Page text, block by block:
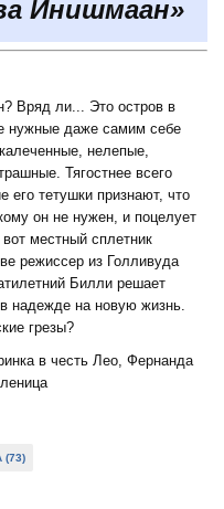
Инишмаан»
Вряд ли... Это остров в
нужные даже самим себе
нелепые,
Тягостнее всего
тетушки признают, что
он не нужен, и поцелует
местный сплетник
режиссер из Голливуда
Билли решает
надежде на новую жизнь.
грезы?